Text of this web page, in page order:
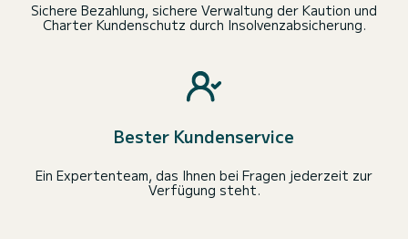
Sichere Bezahlung, sichere Verwaltung der Kaution und
Charter Kundenschutz durch Insolvenzabsicherung.
Bester Kundenservice
Ein Expertenteam, das Ihnen bei Fragen jederzeit zur
Verfügung steht.